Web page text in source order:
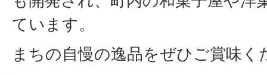
ています。
まちの自慢の逸品をぜひご賞味く